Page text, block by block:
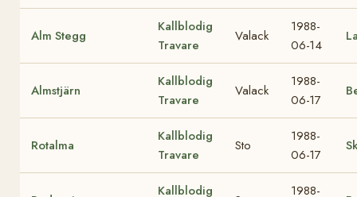
Alm Stegg
Kallblodig
Travare
Valack
1988-
06-14
Almstjärn
Kallblodig
Travare
Valack
1988-
06-17
Rotalma
Kallblodig
Travare
Sto
1988-
06-17
Kallblodig
1988-